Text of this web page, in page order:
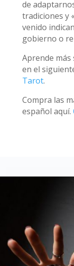
de
tradiciones y
venido
gobierno o
Aprende más
en el
Tarot.
Compra las
español aquí.